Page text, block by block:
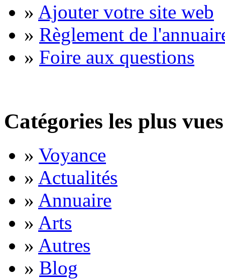
» Ajouter votre site web
» Règlement de
» Foire aux questions
Catégories les plus vues
» Voyance
» Actualités
» Annuaire
» Arts
» Autres
» Blog